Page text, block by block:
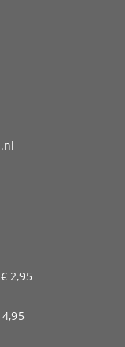
2,95